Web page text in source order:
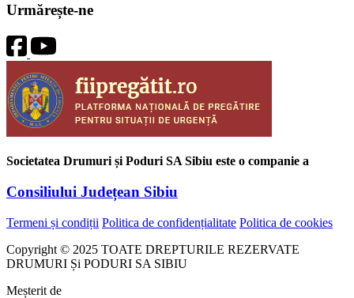
Urmărește-ne
Societatea Drumuri și Poduri SA Sibiu este o companie a
Consiliului Județean Sibiu
Termeni și condiții Politica de confidențialitate Politica de cookies
Copyright © 2025 TOATE DREPTURILE REZERVATE
DRUMURI Și PODURI SA SIBIU
Meșterit de